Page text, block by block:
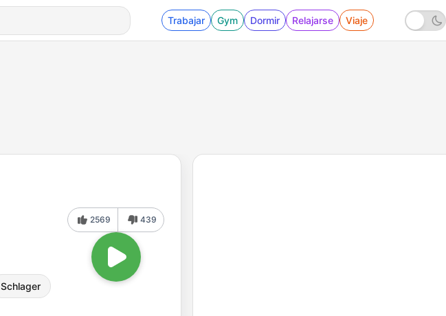
Trabajar Gym Dormir Relajarse Viaje
Schlager
2569 439